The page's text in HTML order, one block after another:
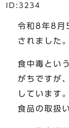
ID:3234
令和8年8月
されました。
食中毒とい
がちですが
しています。
食品の取扱